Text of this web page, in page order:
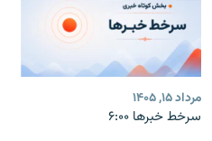
مرداد ۱۵, ۱۴۰۵
سرخط خبرها ۶:۰۰